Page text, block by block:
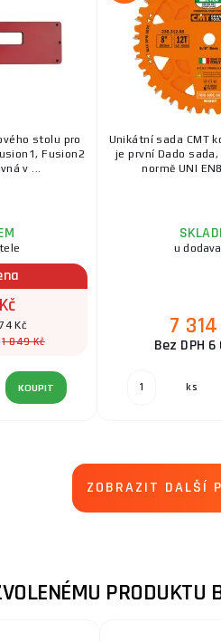
stolu pro
Fusion2
v ...
Kč
1 849 Kč
KOUPIT
Unikátní sada CMT
je první Dado
normě UNI
u
7
Bez DPH
ks
ZOBRAZIT DALŠÍ
PRODUKTU